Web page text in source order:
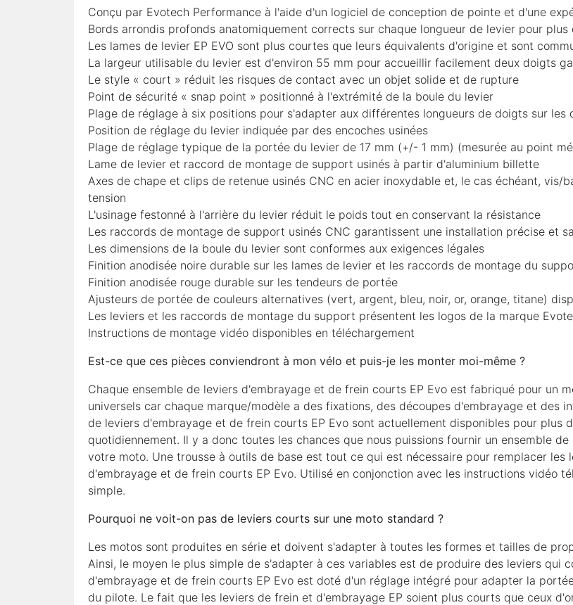
Conçu par Evotech Performance à l'aide d'un logiciel de conception de pointe et d'une
Bords arrondis profonds anatomiquement corrects sur chaque longueur de levier pour
Les lames de levier EP EVO sont plus courtes que leurs équivalents d'origine et sont
La largeur utilisable du levier est d'environ 55 mm pour accueillir facilement deux doigts
Le style « court » réduit les risques de contact avec un objet solide et de rupture
Point de sécurité « snap point » positionné à l'extrémité de la boule du levier
Plage de réglage à six positions pour s'adapter aux différentes longueurs de doigts sur
Position de réglage du levier indiquée par des encoches usinées
Plage de réglage typique de la portée du levier de 17 mm (+/- 1 mm) (mesurée au point
Lame de levier et raccord de montage de support usinés à partir d'aluminium billette
Axes de chape et clips de retenue usinés CNC en acier inoxydable et, le cas échéant,
tension
L'usinage festonné à l'arrière du levier réduit le poids tout en conservant la résistance
Les raccords de montage de support usinés CNC garantissent une installation précise et
Les dimensions de la boule du levier sont conformes aux exigences légales
Finition anodisée noire durable sur les lames de levier et les raccords de montage du
Finition anodisée rouge durable sur les tendeurs de portée
Ajusteurs de portée de couleurs alternatives (vert, argent, bleu, noir, or, orange, titane)
Les leviers et les raccords de montage du support présentent les logos de la marque
Instructions de montage vidéo disponibles en téléchargement
Est-ce que ces pièces conviendront à mon vélo et puis-je les monter moi-même ?
Chaque ensemble de leviers d'embrayage et de frein courts EP Evo est fabriqué pour un
universels car chaque marque/modèle a des fixations, des découpes d'embrayage et des
de leviers d'embrayage et de frein courts EP Evo sont actuellement disponibles pour plus
quotidiennement. Il y a donc toutes les chances que nous puissions fournir un ensemble
votre moto. Une trousse à outils de base est tout ce qui est nécessaire pour remplacer les
d'embrayage et de frein courts EP Evo. Utilisé en conjonction avec les instructions vidéo
simple.
Pourquoi ne voit-on pas de leviers courts sur une moto standard ?
Les motos sont produites en série et doivent s'adapter à toutes les formes et tailles de
Ainsi, le moyen le plus simple de s'adapter à ces variables est de produire des leviers qui
d'embrayage et de frein courts EP Evo est doté d'un réglage intégré pour adapter la
du pilote. Le fait que les leviers de frein et d'embrayage EP soient plus courts que ceux